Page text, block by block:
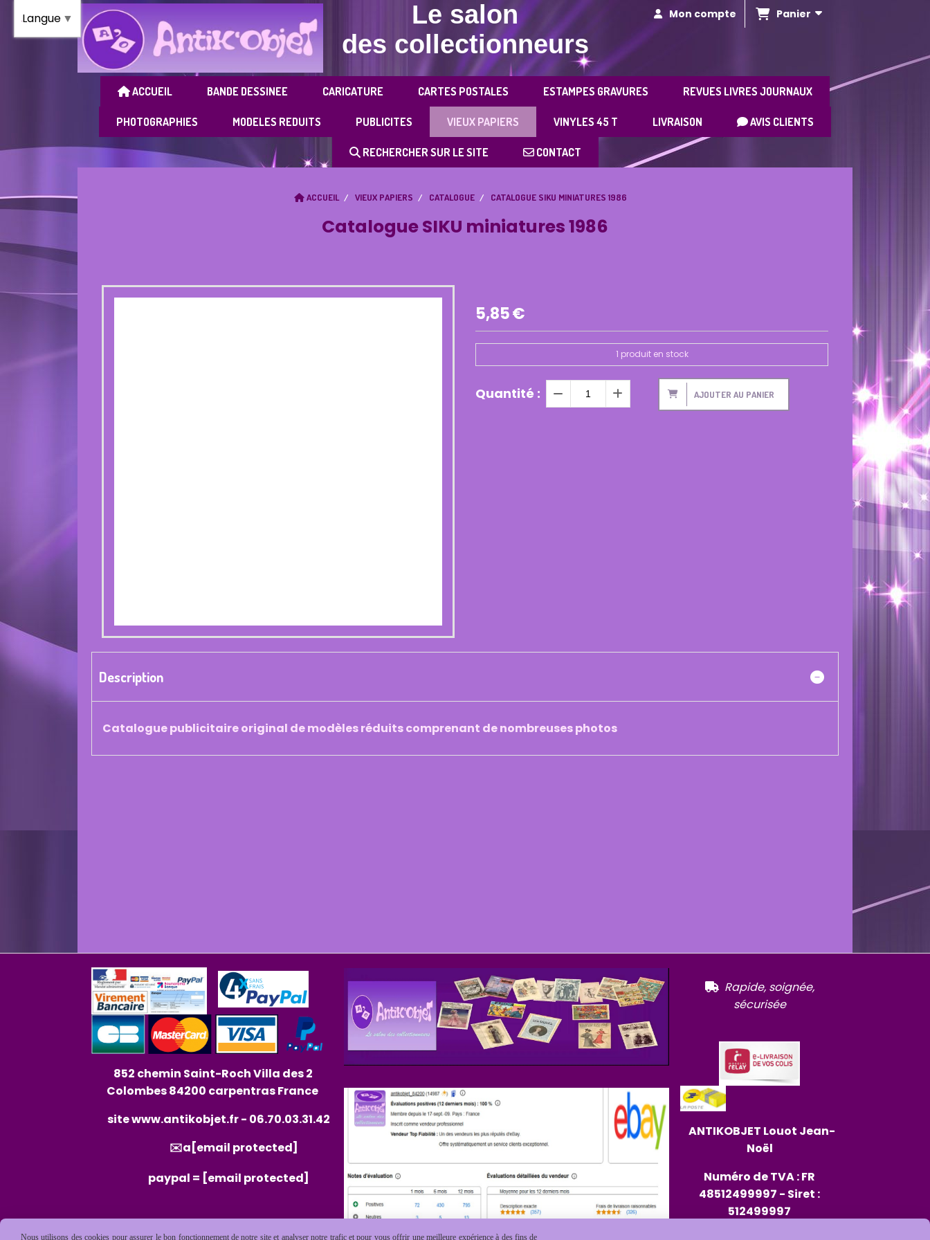
Le salon
des collectionneurs
Mon compte Panier
ACCUEIL BANDE DESSINEE CARICATURE CARTES POSTALES ESTAMPES GRAVURES REVUES LIVRES JOURNAUX
PHOTOGRAPHIES MODELES REDUITS PUBLICITES VIEUX PAPIERS VINYLES 45 T LIVRAISON AVIS CLIENTS
RECHERCHER SUR LE SITE CONTACT
ACCUEIL VIEUX PAPIERS CATALOGUE CATALOGUE SIKU MINIATURES 1986
Catalogue SIKU miniatures 1986
5,85€
1 produit en stock
Quantité : AJOUTER AU PANIER
Description
Catalogue publicitaire original de modèles réduits comprenant de nombreuses photos
852 chemin Saint-Roch Villa des 2
Colombes 84200 carpentras France
sitewww.antikobjet.fr- 06.70.03.31.42
✉️a [email protected]
paypal = [email protected]
 Rapide, soignée,
sécurisée
ANTIKOBJET Louot Jean-
Noël
Numéro de TVA : FR
48512499997 - Siret :
512499997
Langue ▼
Panneau de gestion des cookies
Nous utilisons des cookies pour assurer le bon fonctionnement de notre site et analyser notre trafic et pour vous offrir une meilleure expérience à des fins de